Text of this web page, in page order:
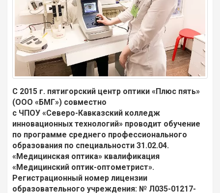
С 2015 г. пятигорский центр оптики «Плюс пять»
(ООО «БМГ») совместно
с ЧПОУ «Северо-Кавказский колледж
инновационных технологий» проводит обучение
по программе среднего профессионального
образования по специальности 31.02.04.
«Медицинская оптика» квалификация
«Медицинский оптик-оптометрист».
Регистрационный номер лицензии
образовательного учреждения: № Л035-01217-